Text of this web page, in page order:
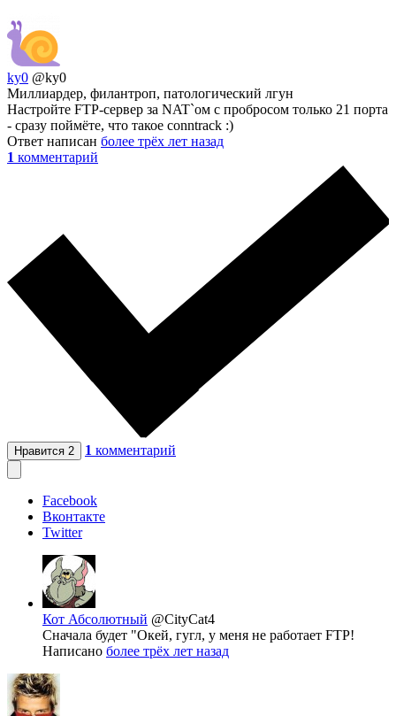
ky0 @ky0
Миллиардер, филантроп, патологический лгун
Настройте FTP-сервер за NAT`ом с пробросом только 21 порта
- сразу поймёте, что такое conntrack :)
Ответ написан более трёх лет назад
1 комментарий
Нравится 2 1 комментарий
Facebook
Вконтакте
Twitter
Кот Абсолютный @CityCat4
Сначала будет "Окей, гугл, у меня не работает FTP!
Написано более трёх лет назад